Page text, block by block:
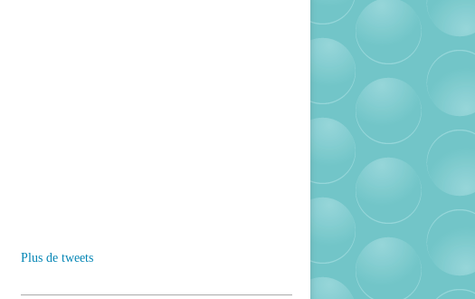
Plus de tweets